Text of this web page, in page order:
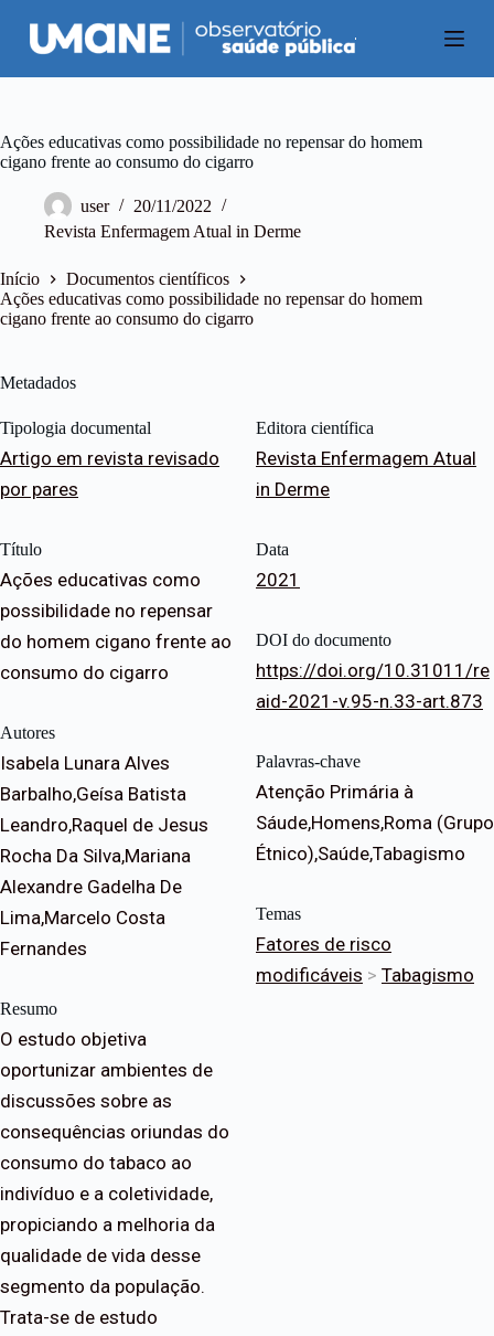
P
u
a
a
r
t
e
ú
Ações educativas como possibilidade no repensar do homem
cigano frente ao consumo do cigarro
user
20/11/2022
Revista Enfermagem Atual in Derme
Início
Documentos científicos
Ações educativas como possibilidade no repensar do homem
cigano frente ao consumo do cigarro
Metadados
Tipologia documental
Artigo em revista revisado
por pares
Título
Ações educativas como
possibilidade no repensar
do homem cigano frente ao
consumo do cigarro
Autores
Isabela Lunara Alves
Barbalho,Geísa Batista
Leandro,Raquel de Jesus
Rocha Da Silva,Mariana
Alexandre Gadelha De
Lima,Marcelo Costa
Fernandes
Resumo
O estudo objetiva
oportunizar ambientes de
discussões sobre as
consequências oriundas do
consumo do tabaco ao
indivíduo e a coletividade,
propiciando a melhoria da
qualidade de vida desse
segmento da população.
Trata-se de estudo
Editora científica
Revista Enfermagem Atual
in Derme
Data
2021
DOI do documento
https://doi.org/10.31011/re
aid-2021-v.95-n.33-art.873
Palavras-chave
Atenção Primária à
Sáude,Homens,Roma (Grupo
Étnico),Saúde,Tabagismo
Temas
Fatores de risco
modificáveis > Tabagismo